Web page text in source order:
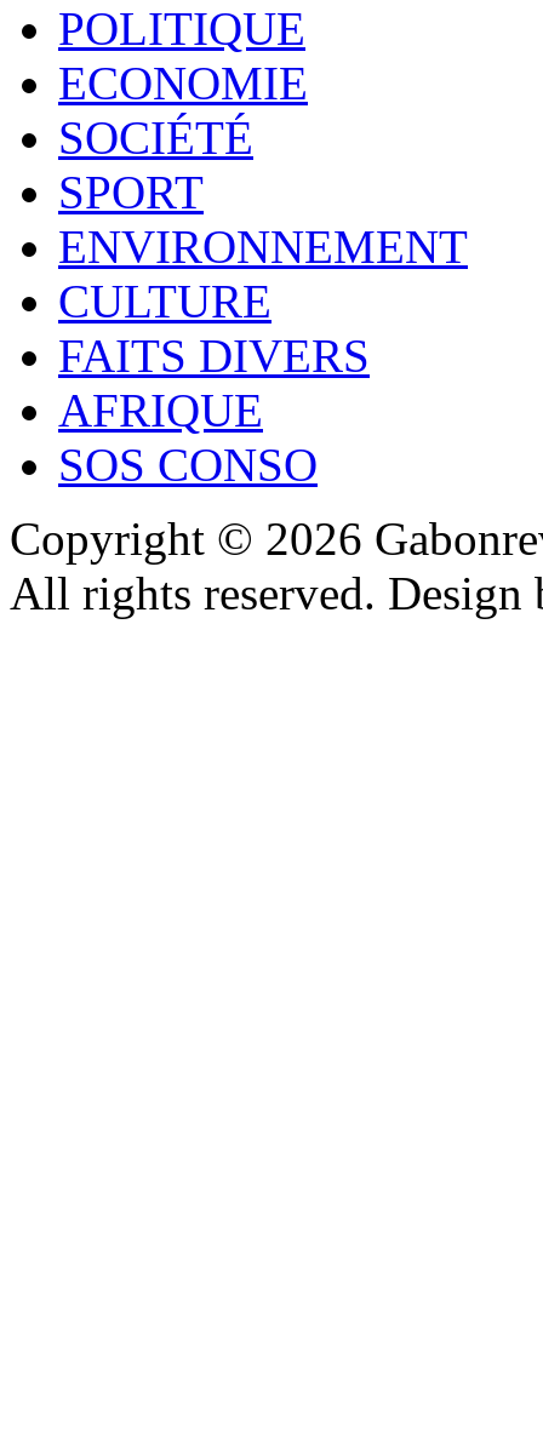
POLITIQUE
ECONOMIE
SOCIÉTÉ
SPORT
ENVIRONNEMENT
CULTURE
FAITS DIVERS
AFRIQUE
SOS CONSO
Copyright © 2026
All rights reserved.